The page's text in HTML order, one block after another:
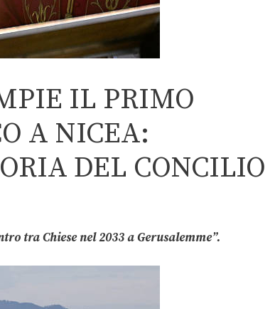
IL PRIMO
A NICEA:
DEL CONCILIO
tra Chiese nel 2033 a Gerusalemme”.